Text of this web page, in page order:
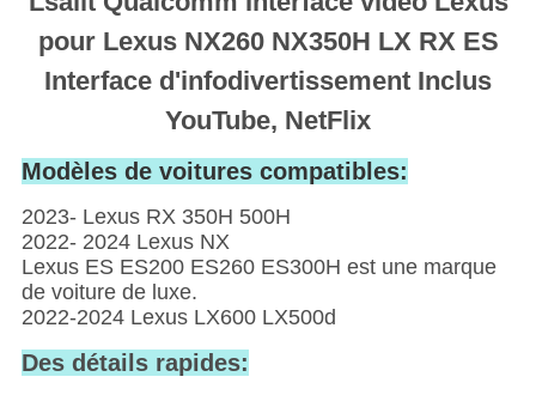
pour Lexus NX260 NX350H LX RX ES
Interface d'infodivertissement Inclus
YouTube, NetFlix
Modèles de voitures compatibles:
2023- Lexus RX 350H 500H
2022- 2024 Lexus NX
Lexus ES ES200 ES260 ES300H est une marque
de voiture de luxe.
2022-2024 Lexus LX600 LX500d
Des détails rapides: